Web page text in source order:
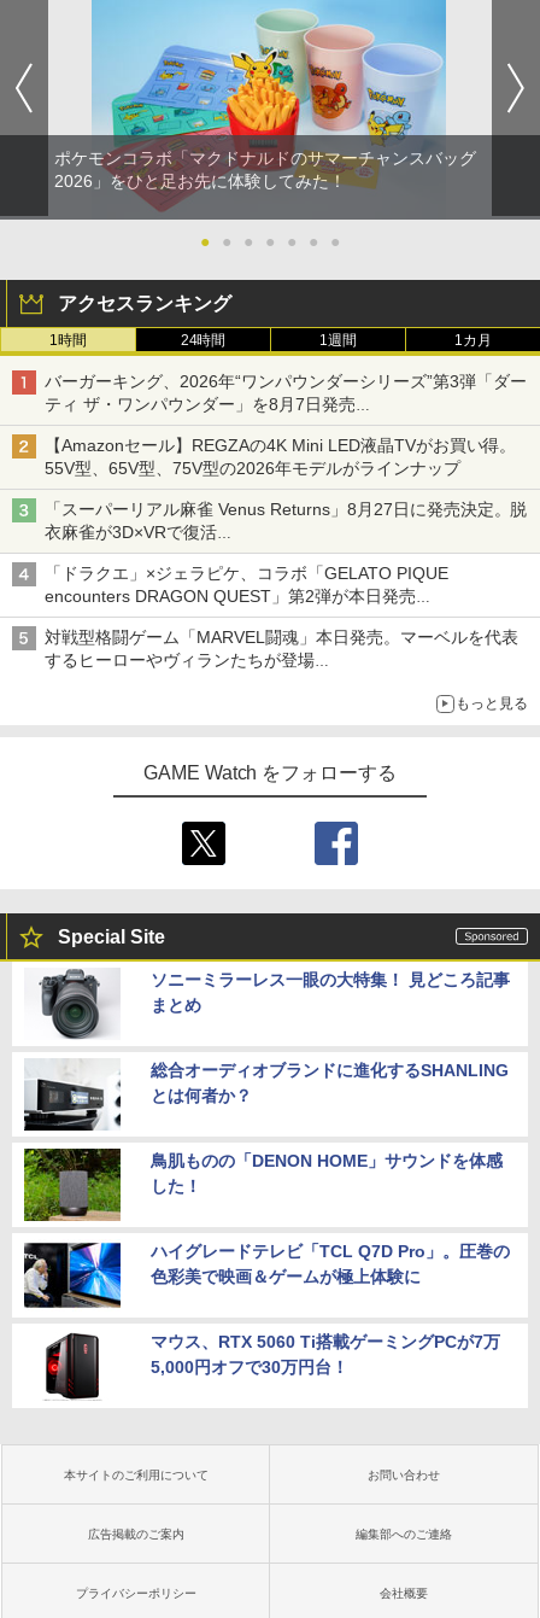
ポケモンコラボ「マクドナルドのサマーチャンスバッグ
2026」をひと足お先に体験してみた！
● ● ● ● ● ● ●
アクセスランキング
1時間 24時間 1週間 1カ月
バーガーキング、2026年“ワンパウンダーシリーズ”第3弾「ダー
ティ ザ・ワンパウンダー」を8月7日発売
「特製ガーリックマヨソース」を使用した超大型チーズバーガー
【Amazonセール】REGZAの4K Mini LED液晶TVがお買い得。
55V型、65V型、75V型の2026年モデルがラインナップ
「スーパーリアル麻雀 Venus Returns」8月27日に発売決定。脱
衣麻雀が3D×VRで復活
発売から2週間は20%オフになるセールが実施
「ドラクエ」×ジェラピケ、コラボ「GELATO PIQUE
encounters DRAGON QUEST」第2弾が本日発売
アイスカップに入ったスライムやわたぼう、ベビーサタンなどが
オリジナルアートで登場
対戦型格闘ゲーム「MARVEL闘魂」本日発売。マーベルを代表
するヒーローやヴィランたちが登場
もっと見る
GAME Watch をフォローする
Special Site
ソニーミラーレス一眼の大特集！ 見どころ記事
まとめ
総合オーディオブランドに進化するSHANLING
とは何者か？
鳥肌ものの「DENON HOME」サウンドを体感
した！
ハイグレードテレビ「TCL Q7D Pro」。圧巻の
色彩美で映画＆ゲームが極上体験に
マウス、RTX 5060 Ti搭載ゲーミングPCが7万
5,000円オフで30万円台！
本サイトのご利用について お問い合わせ
広告掲載のご案内 編集部へのご連絡
プライバシーポリシー 会社概要